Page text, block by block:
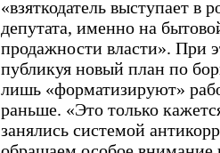
«взяткодатель выступает
депутата, именно на
продажности власти». При
публикуя новый план по
лишь «форматизируют»
раньше. «Это только
занялись системой